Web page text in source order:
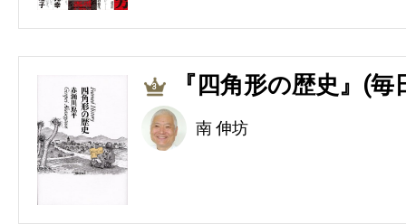
3 『四角形の歴史』(毎
南 伸坊